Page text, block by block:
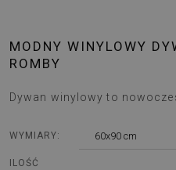
MODNY WINYLOWY
ROMBY
Dywan winylowy to
WYMIARY: 60x90 cm
ILOŚĆ